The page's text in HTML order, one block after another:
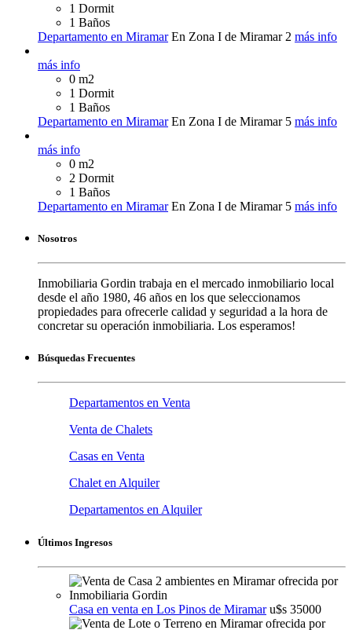
1 Dormit
1 Baños
Departamento en Miramar En Zona I de Miramar 2 más info
más info
0 m2
1 Dormit
1 Baños
Departamento en Miramar En Zona I de Miramar 5 más info
más info
0 m2
2 Dormit
1 Baños
Departamento en Miramar En Zona I de Miramar 5 más info
Nosotros
Inmobiliaria Gordin trabaja en el mercado inmobiliario local
desde el año 1980, 46 años en los que seleccionamos
propiedades para ofrecerle calidad y seguridad a la hora de
concretar su operación inmobiliaria. Los esperamos!
Búsquedas Frecuentes
Departamentos en Venta
Venta de Chalets
Casas en Venta
Chalet en Alquiler
Departamentos en Alquiler
Últimos Ingresos
Casa en venta en Los Pinos de Miramar u$s 35000